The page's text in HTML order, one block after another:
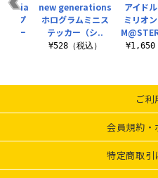
アイド
ミリオ
¥1,650
ップ
カー
new generations
ホログラムミニス
テッカー（シ..
¥528（税込）
ご利
会員規約・
特定商取引